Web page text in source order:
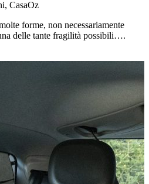
CasaOz
forme, non necessariamente
delle tante fragilità possibili….